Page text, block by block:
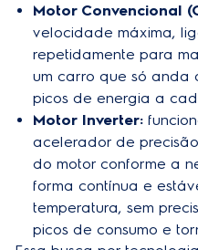
Motor Convencional
velocidade máxima,
repetidamente para
um carro que só anda
picos de energia a
Motor Inverter:
acelerador de
do motor conforme a
forma contínua e
temperatura, sem
picos de consumo e